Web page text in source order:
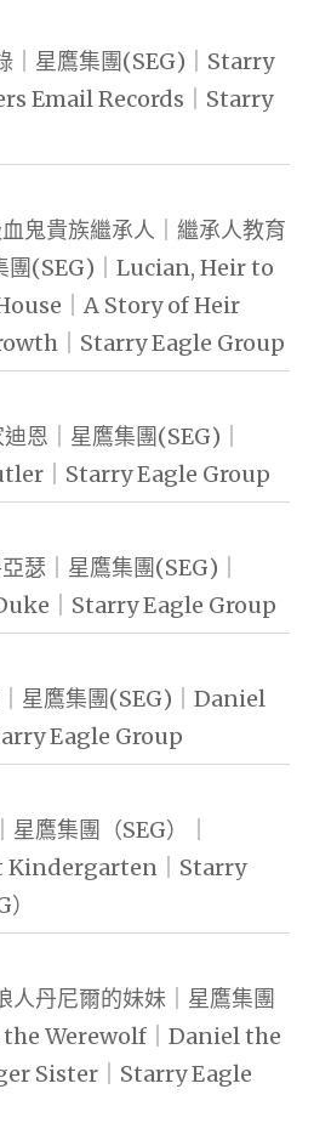
｜星鷹集團(SEG)｜Starry
Email Records｜Starry
鬼貴族繼承人｜繼承人教育
團(SEG)｜Lucian, Heir to
｜A Story of Heir
｜Starry Eagle Group
恩｜星鷹集團(SEG)｜
｜Starry Eagle Group
瑟｜星鷹集團(SEG)｜
｜Starry Eagle Group
星鷹集團(SEG)｜Daniel
Eagle Group
鷹集團（SEG）｜
Kindergarten｜Starry
人丹尼爾的妹妹｜星鷹集團
the Werewolf｜Daniel the
Sister｜Starry Eagle